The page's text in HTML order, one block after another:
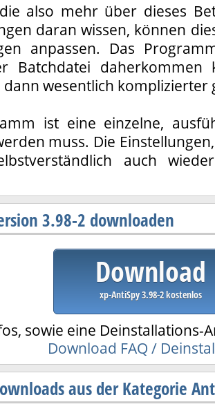
also mehr über dieses
daran wissen, können
anpassen. Das
Batchdatei
dann wesentlich komplizierter
ist eine einzelne,
muss. Die
auch
3.98-2 downloaden
Download
xp-AntiSpy 3.98-2 kostenlos
sowie eine Deinstallations-
Download FAQ /
aus der Kategorie